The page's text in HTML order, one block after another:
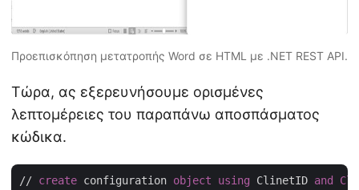
Προεπισκόπηση μετατροπής Word σε HTML με .NET REST API.
Τώρα, ας εξερευνήσουμε ορισμένες
λεπτομέρειες του παραπάνω αποσπάσματος
κώδικα.
// create configuration object using ClinetID and